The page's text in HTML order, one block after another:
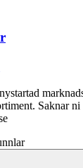
Saknar